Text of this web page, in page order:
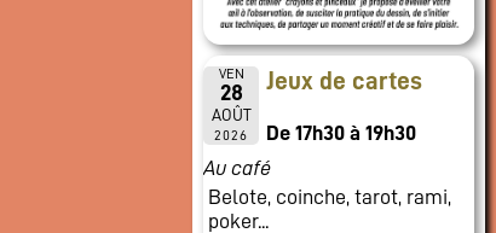
VEN
28
AOÛT
2026
Jeux de cartes
De 17h30 à 19h30
Au café
Belote, coinche, tarot, rami,
poker...